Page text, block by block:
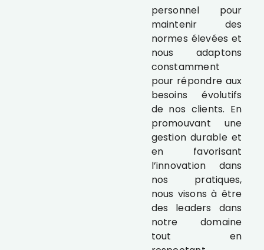
personnel pour
maintenir des
normes élevées et
nous adaptons
constamment
pour répondre aux
besoins évolutifs
de nos clients. En
promouvant une
gestion durable et
en favorisant
l’innovation dans
nos pratiques,
nous visons à être
des leaders dans
notre domaine
tout en